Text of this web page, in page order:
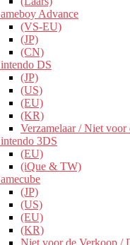
Advance
(VS-EU)
(JP)
(CN)
DS
(JP)
(US)
(EU)
(KR)
Verzamelaar / Niet voor
3DS
(EU)
(iQue & TW)
(JP)
(US)
(EU)
(KR)